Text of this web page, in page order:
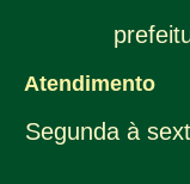
Atendimento
Segunda à